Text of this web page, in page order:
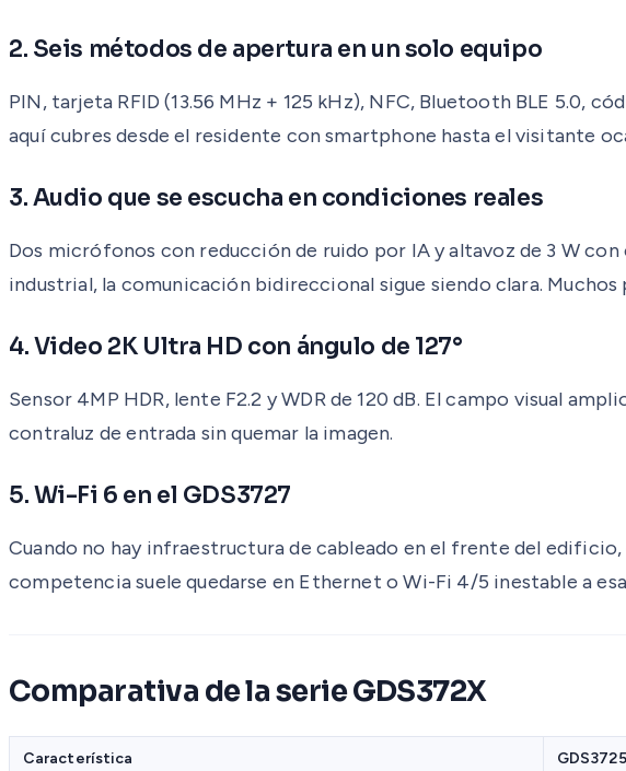
2. Seis métodos de apertura en un solo equipo
PIN, tarjeta RFID (13.56 MHz + 125 kHz), NFC, Bluetooth BLE 5.0,
aquí cubres desde el residente con smartphone hasta el visitante
3. Audio que se escucha en condiciones reales
Dos micrófonos con reducción de ruido por IA y altavoz de 3 W
industrial, la comunicación bidireccional sigue siendo clara.
4. Video 2K Ultra HD con ángulo de 127°
Sensor 4MP HDR, lente F2.2 y WDR de 120 dB. El campo visual
contraluz de entrada sin quemar la imagen.
5. Wi-Fi 6 en el GDS3727
Cuando no hay infraestructura de cableado en el frente del
competencia suele quedarse en Ethernet o Wi-Fi 4/5 inestable a
Comparativa de la serie GDS372X
Característica GDS3725